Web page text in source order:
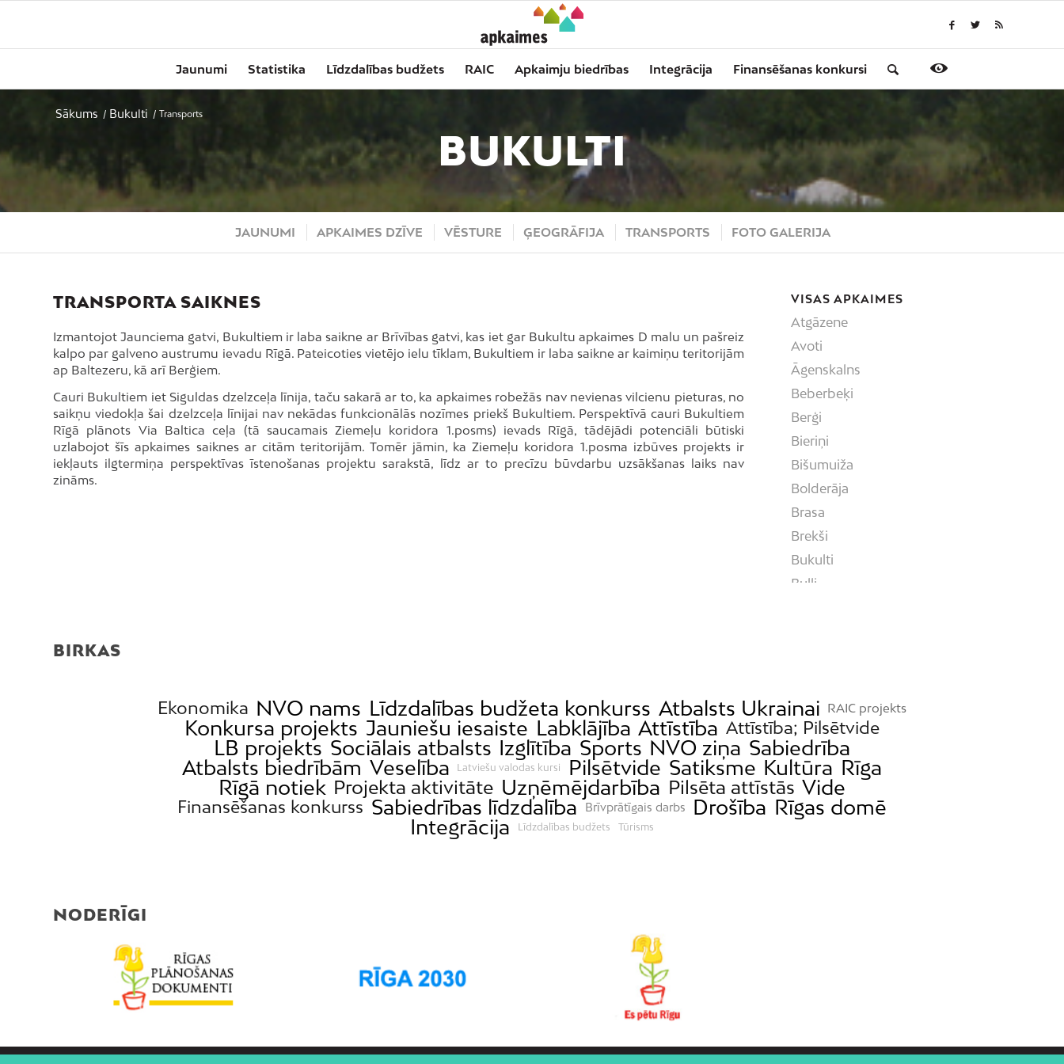
Jaunumi Statistika Līdzdalības budžets RAIC Apkaimju biedrības Integrācija Finansēšanas konkursi
Sākums / Bukulti / Transports
BUKULTI
JAUNUMI APKAIMES DZĪVE VĒSTURE ĢEOGRĀFIJA TRANSPORTS FOTO GALERIJA
TRANSPORTA SAIKNES
Izmantojot Jaunciema gatvi, Bukultiem ir laba saikne ar Brīvības gatvi, kas iet gar Bukultu apkaimes D malu un pašreiz
kalpo par galveno austrumu ievadu Rīgā. Pateicoties vietējo ielu tīklam, Bukultiem ir laba saikne ar kaimiņu teritorijām
ap Baltezeru, kā arī Berģiem.
Cauri Bukultiem iet Siguldas dzelzceļa līnija, taču sakarā ar to, ka apkaimes robežās nav nevienas vilcienu pieturas, no
saikņu viedokļa šai dzelzceļa līnijai nav nekādas funkcionālās nozīmes priekš Bukultiem. Perspektīvā cauri Bukultiem
Rīgā plānots Via Baltica ceļa (tā saucamais Ziemeļu koridora 1.posms) ievads Rīgā, tādējādi potenciāli būtiski
uzlabojot šīs apkaimes saiknes ar citām teritorijām. Tomēr jāmin, ka Ziemeļu koridora 1.posma izbūves projekts ir
iekļauts ilgtermiņa perspektīvas īstenošanas projektu sarakstā, līdz ar to precīzu būvdarbu uzsākšanas laiks nav
zināms.
VISAS APKAIMES
Atgāzene
Avoti
Āgenskalns
Beberbeķi
Berģi
Bieriņi
Bišumuiža
Bolderāja
Brasa
Brekši
Bukulti
Buļļi
Dārziņi
Dreiliņi
Dzirciems
Grīziņkalns
Iļģuciems
Imanta
Mežaparks
BIRKAS
Ekonomika NVO nams Līdzdalības budžeta konkurss Atbalsts Ukrainai RAIC projekts
Konkursa projekts Jauniešu iesaiste Labklājība Attīstība Attīstība; Pilsētvide
LB projekts Sociālais atbalsts Izglītība Sports NVO ziņa Sabiedrība
Atbalsts biedrībām Veselība Latviešu valodas kursi Pilsētvide Satiksme Kultūra Rīga
Rīgā notiek Projekta aktivitāte Uzņēmējdarbība Pilsēta attīstās Vide
Finansēšanas konkurss Sabiedrības līdzdalība Brīvprātīgais darbs Drošība Rīgas domē
Integrācija
Līdzdalības budžets Tūrisms
NODERĪGI